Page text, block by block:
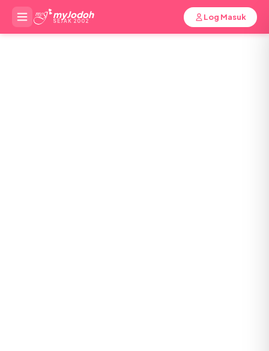
myJodoh
SEJAK 2002 Log Masuk